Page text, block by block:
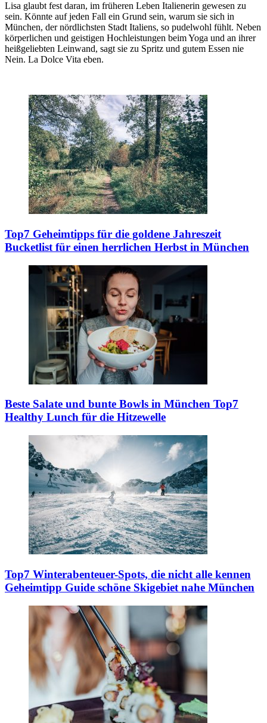
Lisa glaubt fest daran, im früheren Leben Italienerin gewesen zu
sein. Könnte auf jeden Fall ein Grund sein, warum sie sich in
München, der nördlichsten Stadt Italiens, so pudelwohl fühlt. Neben
körperlichen und geistigen Hochleistungen beim Yoga und an ihrer
heißgeliebten Leinwand, sagt sie zu Spritz und gutem Essen nie
Nein. La Dolce Vita eben.
Top7 Geheimtipps für die goldene Jahreszeit
Bucketlist für einen herrlichen Herbst in München
Beste Salate und bunte Bowls in München Top7
Healthy Lunch für die Hitzewelle
Top7 Winterabenteuer-Spots, die nicht alle kennen
Geheimtipp Guide schöne Skigebiet nahe München